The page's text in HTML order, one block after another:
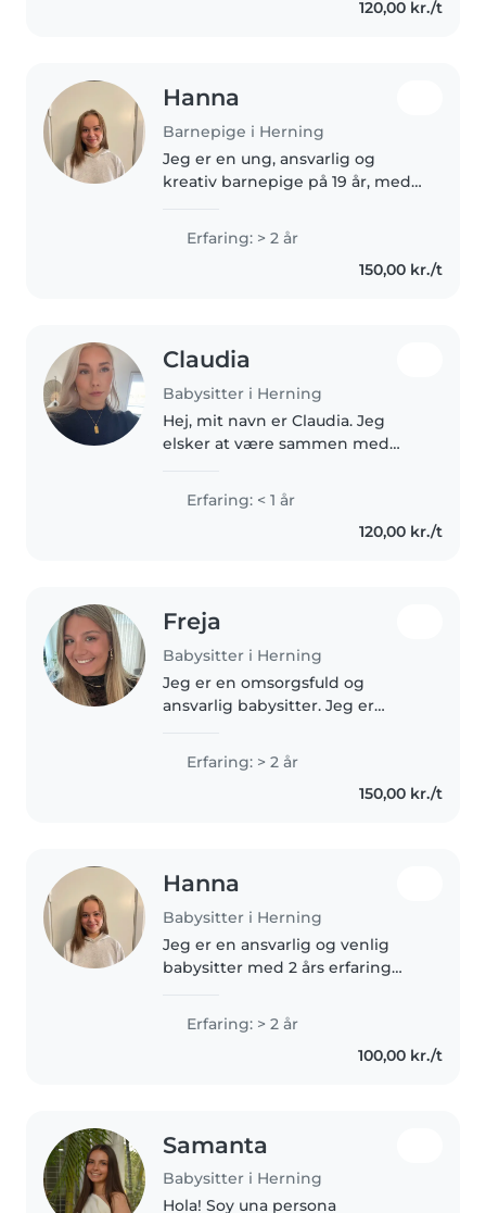
120,00 kr./t
Hanna
Barnepige i Herning
Jeg er en ung, ansvarlig og
kreativ barnepige på 19 år, med 2
børnehavealderen og babyer.
Jeg er komfortabel med at passe
kæledyr, lave mad, hjælpe..
Erfaring: > 2 år
150,00 kr./t
Claudia
Babysitter i Herning
Hej, mit navn er Claudia. Jeg
elsker at være sammen med
hverdag for dem. Jeg har selv
yngre søskende, som jeg ofte
har passet, så jeg har erfaring
Erfaring: < 1 år
120,00 kr./t
Freja
Babysitter i Herning
Jeg er en omsorgsfuld og
ansvarlig babysitter. Jeg er
og arbejder i en special
børnehave nu.
Erfaring: > 2 år
150,00 kr./t
Hanna
Babysitter i Herning
Jeg er en ansvarlig og venlig
babysitter med 2 års erfaring
komfortabel med at passe
kæledyr, lave mad, gøre
husarbejde og hjælpe med
Erfaring: > 2 år
100,00 kr./t
Samanta
Babysitter i Herning
Hola! Soy una persona